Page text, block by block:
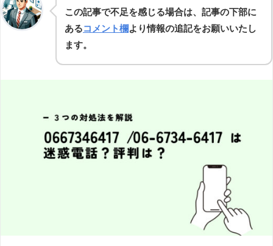
この記事で不足を感じる場合は、記事の下部に
あるコメント欄より情報の追記をお願いいたし
ます。